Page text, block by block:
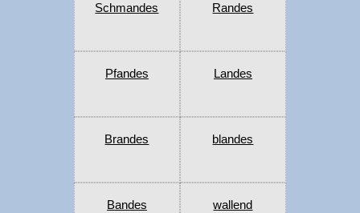
Schmandes Randes
Pfandes Landes
Brandes blandes
Bandes wallend